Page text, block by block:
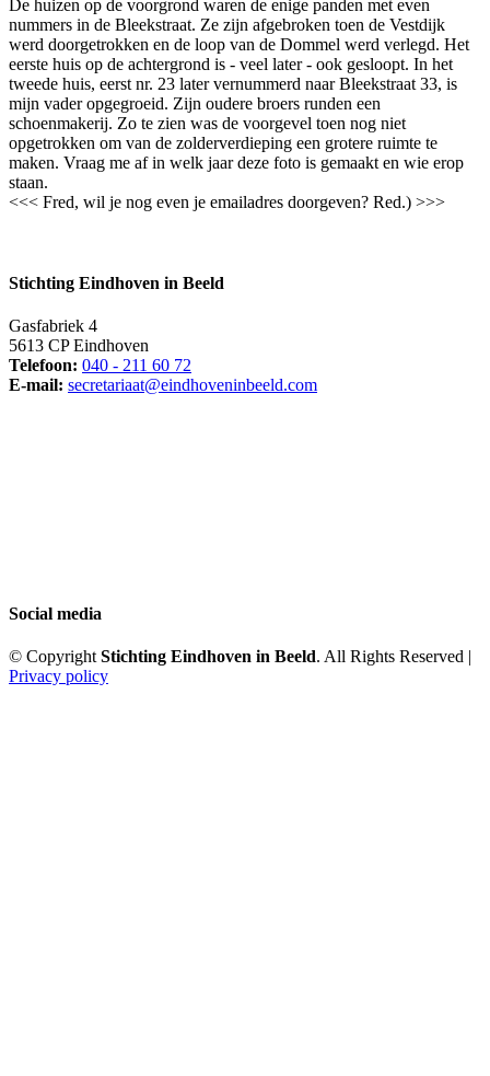
De huizen op de voorgrond waren de enige panden met even
nummers in de Bleekstraat. Ze zijn afgebroken toen de Vestdijk
werd doorgetrokken en de loop van de Dommel werd verlegd. Het
eerste huis op de achtergrond is - veel later - ook gesloopt. In het
tweede huis, eerst nr. 23 later vernummerd naar Bleekstraat 33, is
mijn vader opgegroeid. Zijn oudere broers runden een
schoenmakerij. Zo te zien was de voorgevel toen nog niet
opgetrokken om van de zolderverdieping een grotere ruimte te
maken. Vraag me af in welk jaar deze foto is gemaakt en wie erop
staan.
<<< Fred, wil je nog even je emailadres doorgeven? Red.) >>>
Stichting Eindhoven in Beeld
Gasfabriek 4
5613 CP Eindhoven
Telefoon: 040 - 211 60 72
E-mail: secretariaat@eindhoveninbeeld.com
Social media
© CopyrightStichting Eindhoven in Beeld. All Rights Reserved |
Privacy policy